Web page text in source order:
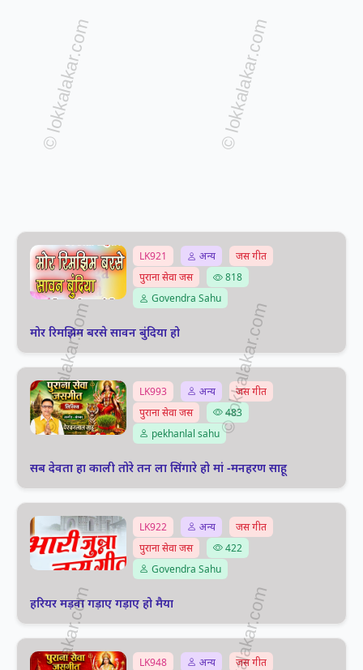
LK921 अन्य
जस गीत
पुराना सेवा जस
818
Govendra Sahu
मोर रिमझिम बरसे सावन बुंदिया हो
LK993 अन्य
जस गीत
पुराना सेवा जस
483
pekhanlal sahu
सब देवता हा काली तोरे तन ला सिंगारे हो मां -मनहरण साहू
LK922 अन्य
जस गीत
पुराना सेवा जस
422
Govendra Sahu
हरियर मड़वा गड़ाए गड़ाए हो मैया
LK948 अन्य
जस गीत